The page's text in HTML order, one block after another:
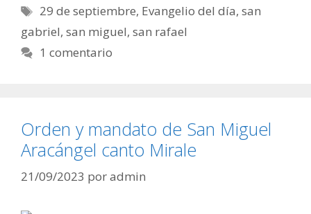
Etiquetas
29 de septiembre, Evangelio del día,san
gabriel, san miguel, san rafael
1 comentario
Orden y mandato de San Miguel
Aracángel canto Mirale
21/09/2023 poradmin